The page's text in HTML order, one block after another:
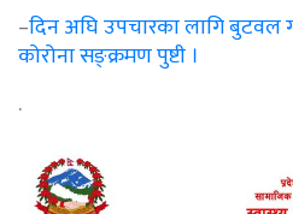
–दिन अघि उपचारका लागि
कोरोना सङ्क्रमण पुष्टी ।
.